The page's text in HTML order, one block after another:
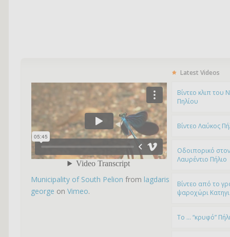
Municipality of South Pelion from lagdaris
george on Vimeo.
Latest Videos
Bίντεο κλιπ του
Πηλίου
Βίντεο Λαύκος
Οδοιπορικό
Λαυρέντιο Πήλιο
Βίντεο από το
ψαροχώρι
To … “κρυφό”